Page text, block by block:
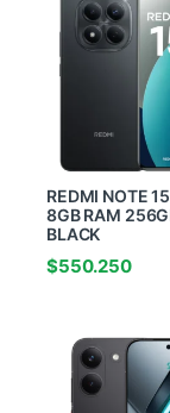
REDMI NOTE
8GB RAM
BLACK
$550.250